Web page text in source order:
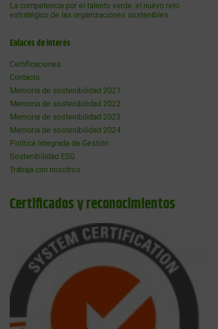
La competencia por el talento verde: el nuevo reto
estratégico de las organizaciones sostenibles
Enlaces de interés
Certificaciones
Contacto
Memoria de sostenibilidad 2021
Memoria de sostenibilidad 2022
Memoria de sostenibilidad 2023
Memoria de sostenibilidad 2024
Política Integrada de Gestión
Sostenibilidad ESG
Trabaja con nosotros
Certificados y reconocimientos